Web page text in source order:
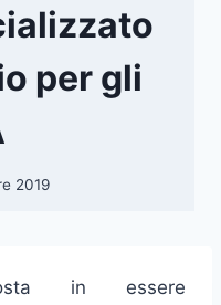
per gli
2019
in essere